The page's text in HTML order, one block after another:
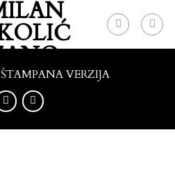
ŠTAMPANA VERZIJA